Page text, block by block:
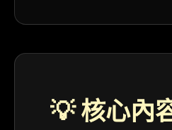
💡 核心內